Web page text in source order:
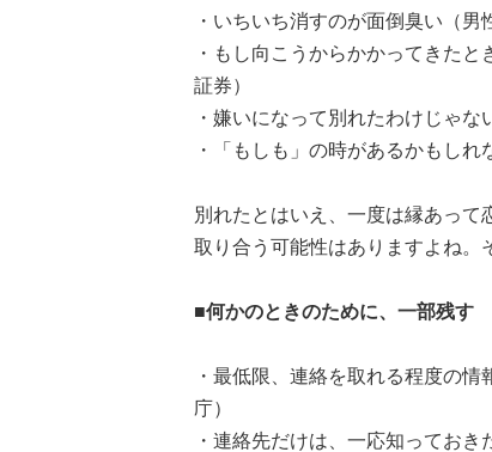
・いちいち消すのが面倒臭い（男
・もし向こうからかかってきた
証券）
・嫌いになって別れたわけじゃ
・「もしも」の時があるかもしれ
別れたとはいえ、一度は縁あっ
取り合う可能性はありますよね。
■何かのときのために、一部残す
・最低限、連絡を取れる程度の
庁）
・連絡先だけは、一応知っておき